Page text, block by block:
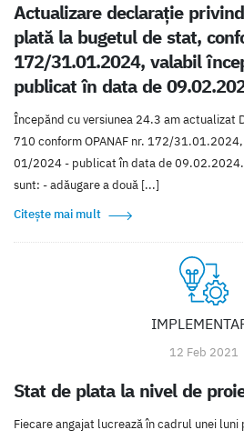
Actualizare declaraţie
plată la bugetul de stat,
172/31.01.2024, valabil
publicat în data de
Începănd cu versiunea 24.3 am actualizat
710 conform OPANAF nr. 172/
01/2024 - publicat în data de
sunt: - adăugare a două [...]
Citește mai mult
12 Feb 2021
Stat de plata la nivel de
Fiecare angajat lucrează în cadrul unei